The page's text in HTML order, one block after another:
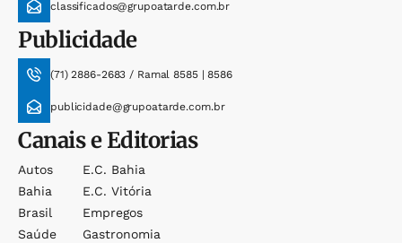
classificados@grupoatarde.com.br
Publicidade
(71) 2886-2683 / Ramal 8585 | 8586
publicidade@grupoatarde.com.br
Canais e Editorias
Autos
Bahia
Brasil
Saúde
E.c. Bahia
E.c. Vitória
Empregos
Gastronomia